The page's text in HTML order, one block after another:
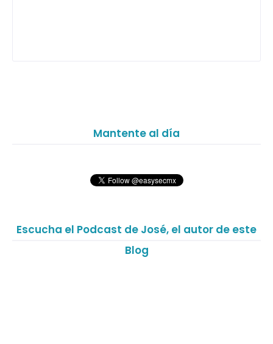
Mantente al día
Escucha el Podcast de José, el autor de este
Blog